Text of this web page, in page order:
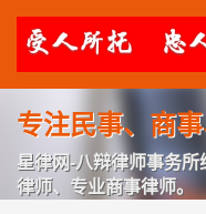
专注民事、商
星律网-八辩律师事务
律师、专业商事律师。